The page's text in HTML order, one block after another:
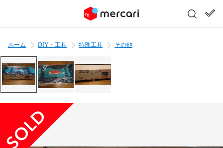
ホーム DIY・工具 特殊工具 その他